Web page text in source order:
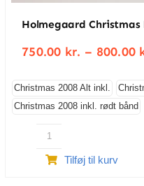
Holmegaard Christmas
750.00 kr. – 800.00
Christmas 2008 Alt inkl.
Christmas 2008 inkl. rødt bånd
Christmas
Tilføj til kurv